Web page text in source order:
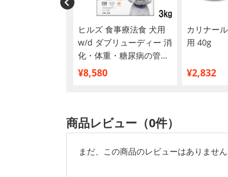
ヒルズ 食事療法食 犬用
w/d ダブリューディー 消
化・体重・糖尿病の管理
ドライ 小粒 3kg
¥8,580
カリナー
用 40g
¥2,832
商品レビュー（0件）
まだ、この商品のレビューはありません